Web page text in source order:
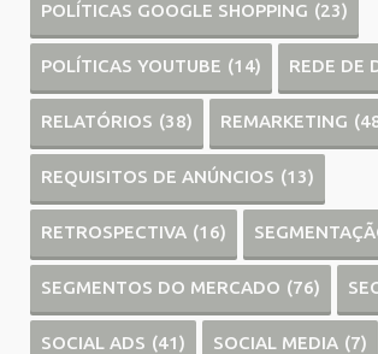
POLÍTICAS GOOGLE SHOPPING (23)
POLÍTICAS YOUTUBE (14) REDE DE
RELATÓRIOS (38) REMARKETING
REQUISITOS DE ANÚNCIOS (13)
RETROSPECTIVA (16)
SEGMENTOS DO MERCADO (76)
SOCIAL ADS (41) SOCIAL MEDIA (7)